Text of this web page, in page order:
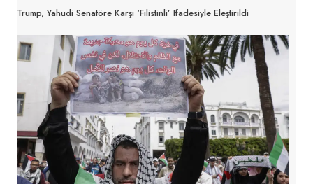
Trump, Yahudi Senatöre Karşı ‘Filistinli’ Ifadesiyle Eleştirildi